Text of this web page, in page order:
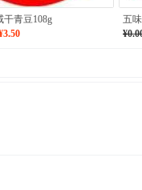
干青豆108g
五